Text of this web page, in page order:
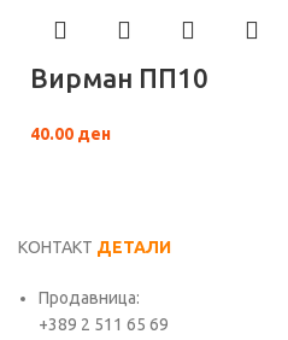
Вирман ПП10
40.00 ден
КОНТАКТ ДЕТАЛИ
Продавница:
+389 2 511 65 69